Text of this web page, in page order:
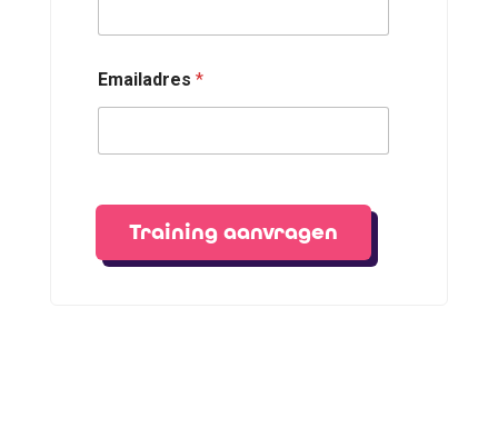
Emailadres *
Training aanvragen